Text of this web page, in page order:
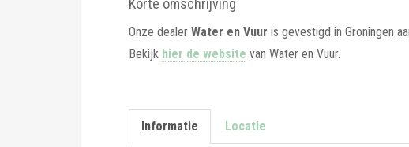
Korte omschrijving
Onze dealer Water en Vuur is gevestigd in Groningen
Bekijk hier de website van Water en Vuur.
Informatie Locatie